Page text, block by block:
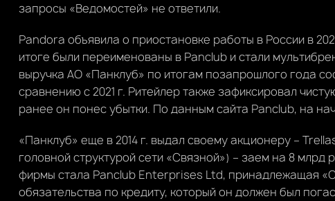
запросы «Ведомостей» не ответили.
Pandora объявила о приостановке работы в России в
итоге были переименованы в Panclub и стали
выручка АО «Панклуб» по итогам позапрошлого года
сравнению с 2021 г. Ритейлер также зафиксировал
ранее он понес убытки. По данным сайта Panclub, на
«Панклуб» еще в 2014 г. выдал своему акционеру –
головной структурой сети «Связной») – заем на 8
фирмы стала Panclub Enterprises Ltd, принадлежащая
обязательства по кредиту, который он должен был